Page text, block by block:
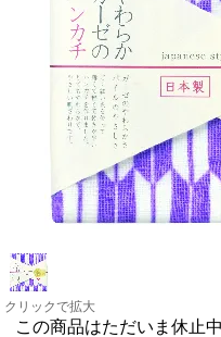
クリックで拡大
この商品はただいま休止